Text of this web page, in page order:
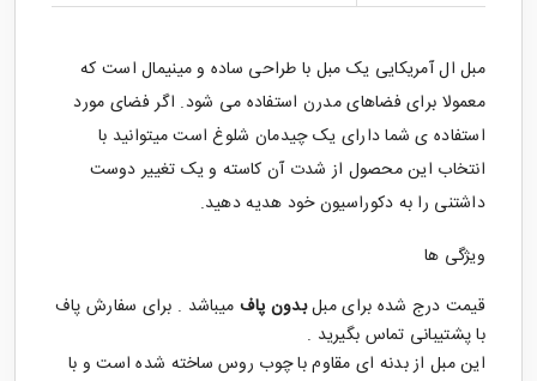
مبل ال آمریکایی یک مبل با طراحی ساده و مینیمال است که
معمولا برای فضاهای مدرن استفاده می شود. اگر فضای مورد
استفاده ی شما دارای یک چیدمان شلوغ است میتوانید با
انتخاب این محصول از شدت آن کاسته و یک تغییر دوست
داشتنی را به دکوراسیون خود هدیه دهید.
ویژگی ها
قیمت درج شده برای مبلبدون پاف میباشد . برای سفارش پاف
با پشتیبانی تماس بگیرید .
این مبل از بدنه ای مقاوم با چوب روس ساخته شده است و با